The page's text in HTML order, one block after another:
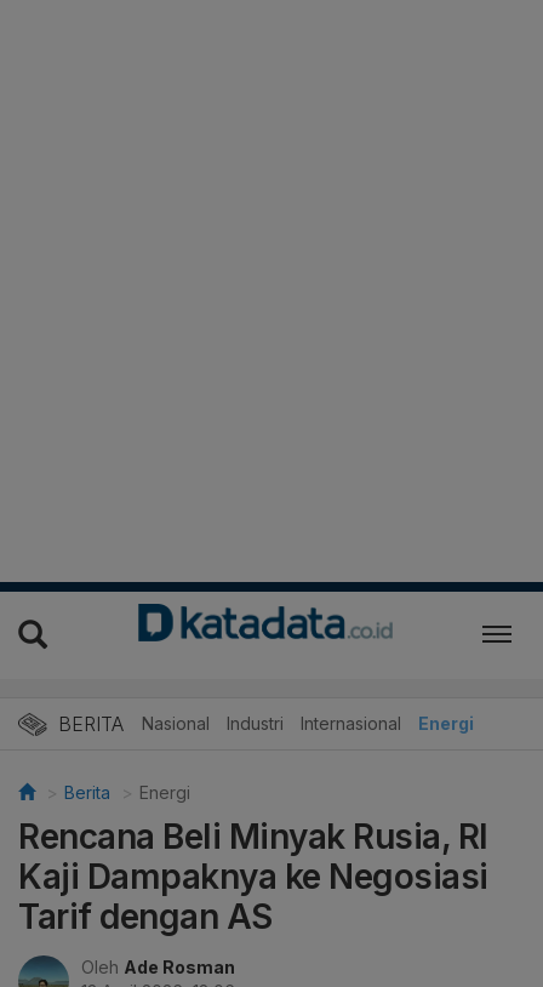
BERITA Nasional Industri Internasional Energi
Berita Energi
Rencana Beli Minyak Rusia, RI
Kaji Dampaknya ke Negosiasi
Tarif dengan AS
Oleh Ade Rosman